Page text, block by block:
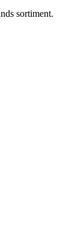
sortiment.